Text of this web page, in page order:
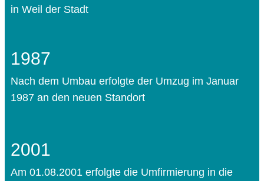
in Weil der Stadt
1987
Nach dem Umbau erfolgte der Umzug im Januar
1987 an den neuen Standort
2001
Am 01.08.2001 erfolgte die Umfirmierung in die